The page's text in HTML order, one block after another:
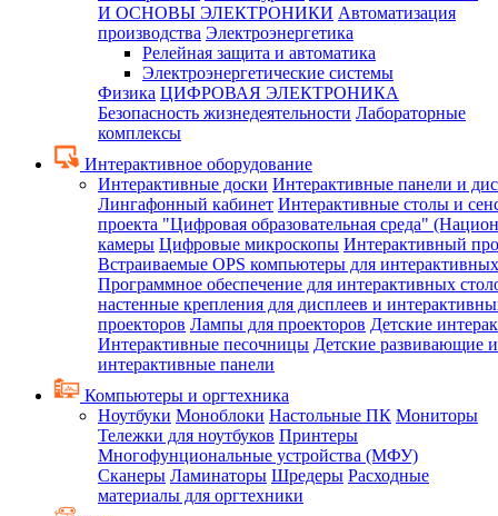
И ОСНОВЫ ЭЛЕКТРОНИКИ Автоматизация
производства Электроэнергетика
Релейная защита и автоматика
Электроэнергетические системы
Физика ЦИФРОВАЯ ЭЛЕКТРОНИКА
Безопасность жизнедеятельности Лабораторные
комплексы
Интерактивное оборудование
Интерактивные доски Интерактивные панели и
Лингафонный кабинет Интерактивные столы и
проекта "Цифровая образовательная среда"
камеры Цифровые микроскопы Интерактивный
Встраиваемые OPS компьютеры для
Программное обеспечение для интерактивных
настенные крепления для дисплеев и
проекторов Лампы для проекторов Детские
Интерактивные песочницы Детские развивающие
интерактивные панели
Компьютеры и оргтехника
Ноутбуки Моноблоки Настольные ПК Мониторы
Тележки для ноутбуков Принтеры
Многофунциональные устройства (МФУ)
Сканеры Ламинаторы Шредеры Расходные
материалы для оргтехники